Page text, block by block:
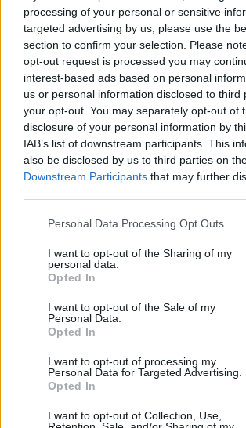
processing of your personal or sensitive
targeted advertising by us, please use the
section to confirm your selection. Please
opt-out request is processed you may
interest-based ads based on personal
us or personal information disclosed to third
your opt-out. You may separately opt-out of
disclosure of your personal information by
IAB’s list of downstream participants. This
also be disclosed by us to third parties on
Downstream Participants that may further
Please note that this website/app uses one
not limited to your visit or usage behaviour.
grant or deny consent to Google and its
use your data for below specified purposes
consent section.
Personal Data Processing Opt Outs
I want to opt-out of the Sharing of my
personal data.
Opted In
I want to opt-out of the Sale of my
Personal Data.
Opted In
I want to opt-out of processing my
Personal Data for Targeted Advertising.
Opted In
I want to opt-out of Collection, Use,
Christiansen piace molto, sarebbe
numero 4 difficile da marcare».
Infine i pronostici sul match tra le
punta su un pareggio per 1-1,
entrambe possano superare il
si sbilancia con un 2-1 per la
riconoscendo che la Norvegia ha
AUTORE
Marco Tessari
specializzato in sport invernali
segue da anni Coppa del
atleti e cultura della montagna
competenza tecnica e
alte.